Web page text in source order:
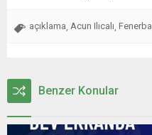
açıklama Acun Ilıcalı
Benzer Konular